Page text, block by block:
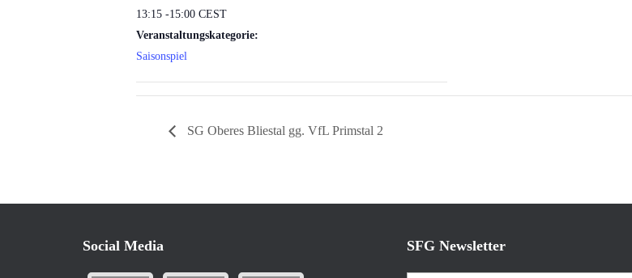
13:15 -15:00 CEST
Veranstaltungskategorie:
Saisonspiel
SG Oberes Bliestal gg. VfL Primstal 2
Social Media SFG Newsletter